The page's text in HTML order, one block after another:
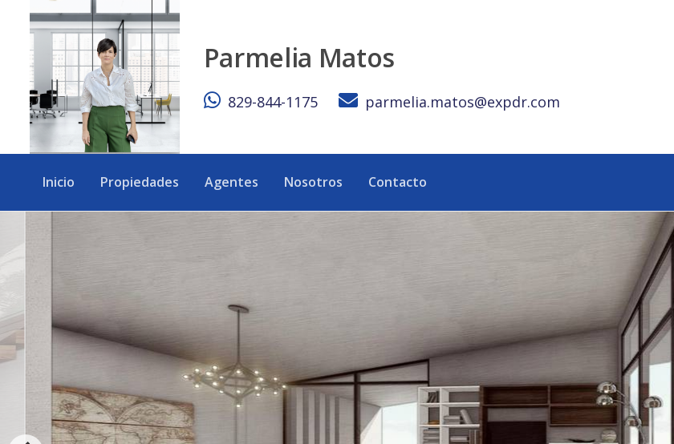
Parmelia Matos
829-844-1175 parmelia.matos@expdr.com
Inicio Propiedades Agentes Nosotros Contacto
Venta de Villa de Lujo de 6 habitaciones, ubicada en el exclusivo complejo de Cap Cana, Punta Cana. - eXp Realty